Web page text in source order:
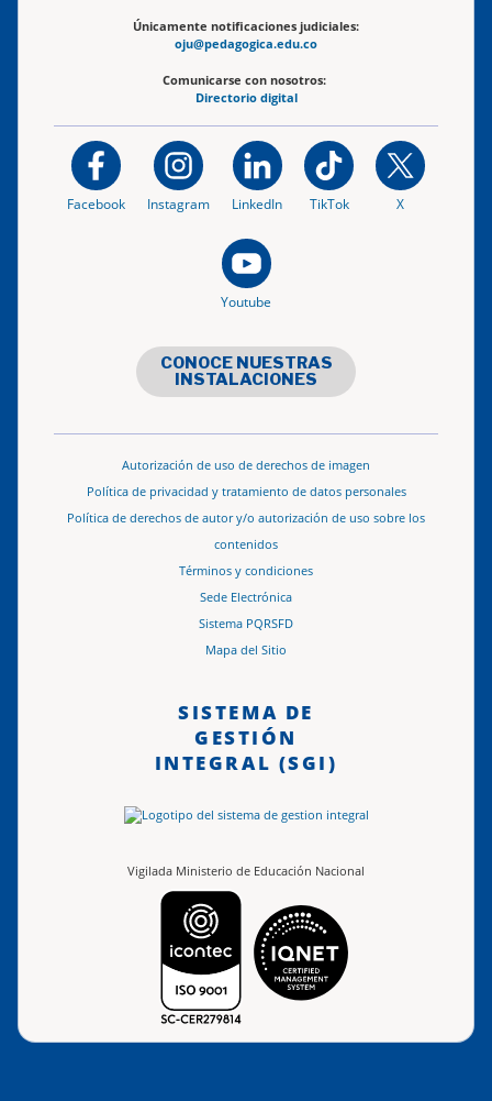
Únicamente notificaciones judiciales:
oju@pedagogica.edu.co
Comunicarse con nosotros:
Directorio digital
Facebook Instagram LinkedIn TikTok X
Youtube
CONOCE NUESTRAS
INSTALACIONES
Autorización de uso de derechos de imagen
Política de privacidad y tratamiento de datos personales
Política de derechos de autor y/o autorización de uso sobre los
contenidos
Términos y condiciones
Sede Electrónica
Sistema PQRSFD
Mapa del Sitio
SISTEMA DE
GESTIÓN
INTEGRAL (SGI)
Vigilada Ministerio de Educación Nacional